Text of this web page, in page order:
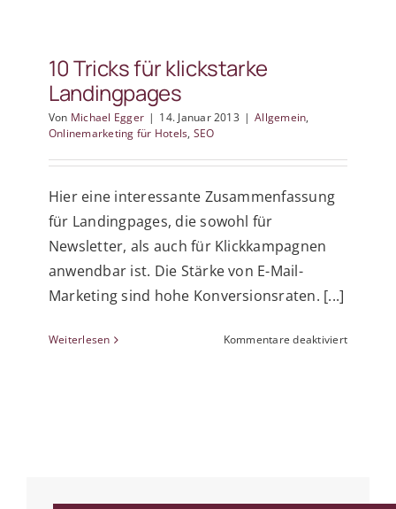
10 Tricks für klickstarke
Landingpages
Von Michael Egger | 14. Januar 2013 | Allgemein,
Onlinemarketing für Hotels, SEO
Hier eine interessante Zusammenfassung
für Landingpages, die sowohl für
Newsletter, als auch für Klickkampagnen
anwendbar ist. Die Stärke von E-Mail-
Marketing sind hohe Konversionsraten. [...]
Weiterlesen Kommentare deaktiviertfür